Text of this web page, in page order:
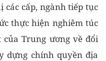
các cấp, ngành tiếp tục
thực hiện nghiêm túc
Trung ương về đổi
dựng chính quyền địa